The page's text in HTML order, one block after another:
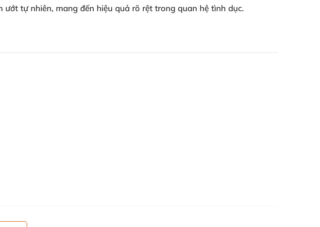
tự nhiên, mang đến hiệu quả rõ rệt trong quan hệ tình dục.
khuẩn. Lấy một lượng gel vừa đủ, massage nhẹ nhàng vùng âm